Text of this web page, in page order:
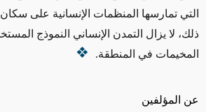
عن المؤلفين
التي تمارسها المنظمات الإنسانية على
ذلك، لا يزال التمدن الإنساني النموذج
المخيمات في المنطقة.